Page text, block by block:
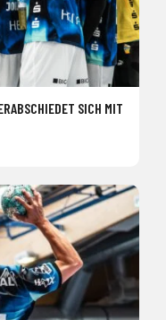
SICH MIT